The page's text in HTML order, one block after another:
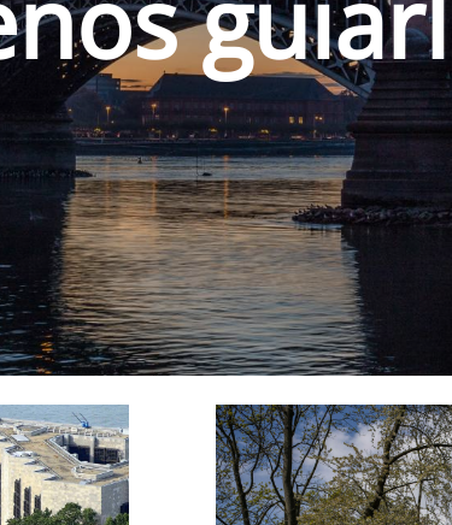
nosotros.